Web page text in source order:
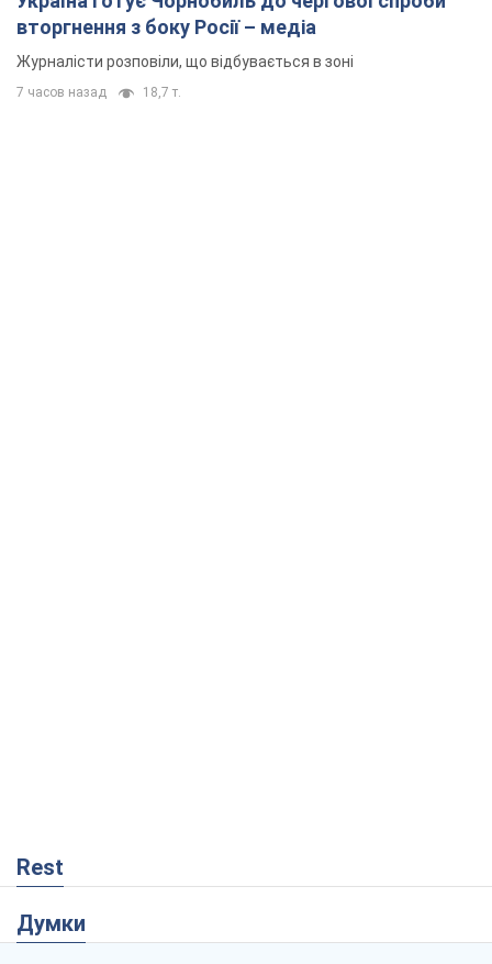
вторгнення з боку Росії – медіа
Журналісти розповіли, що відбувається в зоні
7 часов назад 18,7 т.
Rest
Думки